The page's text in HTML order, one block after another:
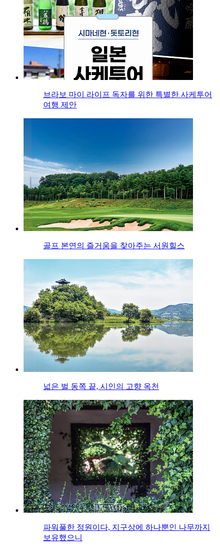
브라보 마이 라이프 독자를 위한 특별한 사케투어
여행 제안
골프 본연의 즐거움을 찾아주는 서원힐스
넓은 벌 동쪽 끝, 시인의 고향 옥천
파워풀한 정원이다, 지구상에 하나뿐인 나무까지
보유했으니